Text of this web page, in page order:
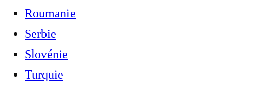
Roumanie
Serbie
Slovénie
Turquie